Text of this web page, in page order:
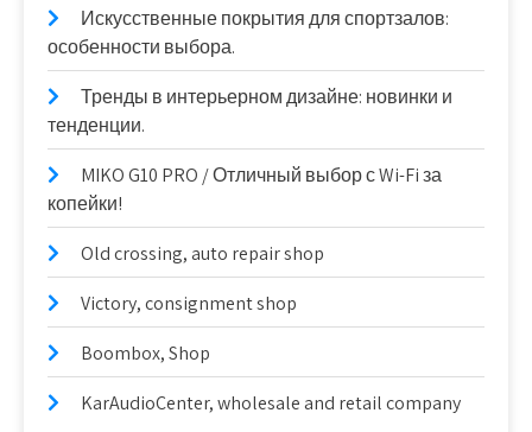
Искусственные покрытия для спортзалов:
особенности выбора.
Тренды в интерьерном дизайне: новинки и
тенденции.
MIKO G10 PRO / Отличный выбор с Wi-Fi за
копейки!
Old crossing, auto repair shop
Victory, consignment shop
Boombox, Shop
KarAudioCenter, wholesale and retail company